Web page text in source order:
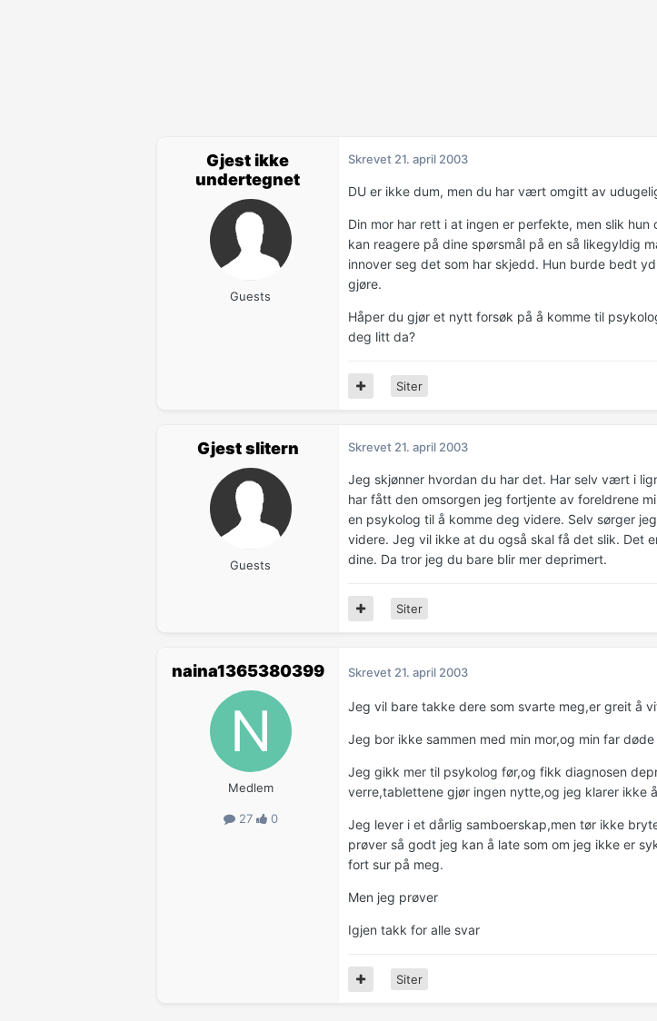
Gjest ikke
undertegnet
Guests
Skrevet 21. april 2003
DU er ikke dum, men du har vært omgitt av
Din mor har rett i at ingen er perfekte, men slik
kan reagere på dine spørsmål på en så likegyldig
innover seg det som har skjedd. Hun burde bedt
gjøre.
Håper du gjør et nytt forsøk på å komme til
deg litt da?
Siter
Gjest slitern
Guests
Skrevet 21. april 2003
Jeg skjønner hvordan du har det. Har selv vært i
har fått den omsorgen jeg fortjente av foreldrene
en psykolog til å komme deg videre. Selv sørger
videre. Jeg vil ikke at du også skal få det slik. Det
dine. Da tror jeg du bare blir mer deprimert.
Siter
naina1365380399
Medlem
27 0
Skrevet 21. april 2003
Jeg vil bare takke dere som svarte meg,er greit å
Jeg bor ikke sammen med min mor,og min far døde
Jeg gikk mer til psykolog før,og fikk diagnosen
verre,tablettene gjør ingen nytte,og jeg klarer ikke
Jeg lever i et dårlig samboerskap,men tør ikke
prøver så godt jeg kan å late som om jeg ikke er
fort sur på meg.
Men jeg prøver
Igjen takk for alle svar
Siter